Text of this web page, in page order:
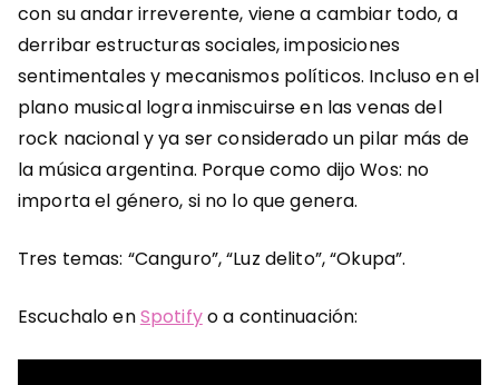
con su andar irreverente, viene a cambiar todo, a
derribar estructuras sociales, imposiciones
sentimentales y mecanismos políticos. Incluso en el
plano musical logra inmiscuirse en las venas del
rock nacional y ya ser considerado un pilar más de
la música argentina. Porque como dijo Wos: no
importa el género, si no lo que genera.
Tres temas: “Canguro”, “Luz delito”, “Okupa”.
Escuchalo enSpotifyo a continuación: